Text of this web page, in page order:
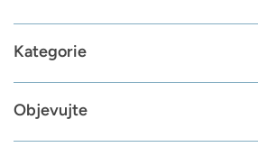
Kategorie
Objevujte